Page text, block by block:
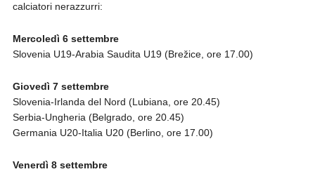
calciatori nerazzurri:
Mercoledì 6 settembre
Slovenia U19-Arabia Saudita U19 (Brežice, ore 17.00)
Giovedì 7 settembre
Slovenia-Irlanda del Nord (Lubiana, ore 20.45)
Serbia-Ungheria (Belgrado, ore 20.45)
Germania U20-Italia U20 (Berlino, ore 17.00)
Venerdì 8 settembre